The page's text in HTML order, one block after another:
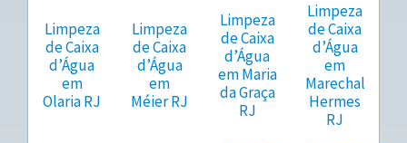
Limpeza
de Caixa
d’Água
em
Olaria RJ
Limpeza
de Caixa
d’Água
em
Méier RJ
Limpeza
de Caixa
d’Água
em Maria
da Graça
RJ
Limpeza
de Caixa
d’Água
em
Marechal
Hermes
RJ